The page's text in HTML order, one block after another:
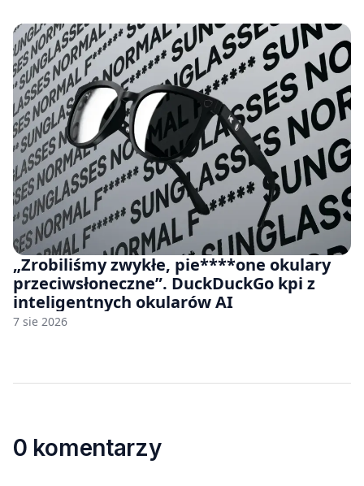
„Zrobiliśmy zwykłe, pie****one okulary
przeciwsłoneczne”. DuckDuckGo kpi z
inteligentnych okularów AI
7 sie 2026
0 komentarzy